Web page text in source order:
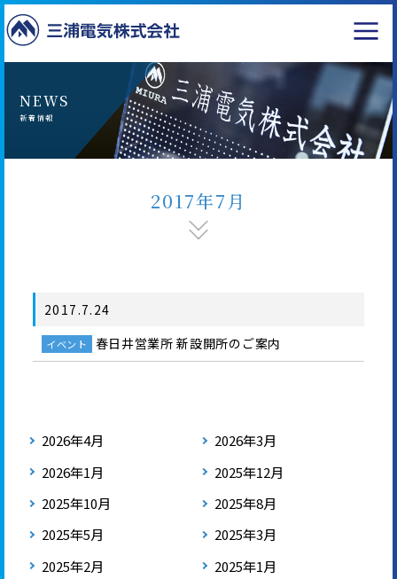
NEWS
新着情報
2017年7月
2017.7.24
イベント 春日井営業所 新設開所のご案内
2026年4月
2026年3月
2026年1月
2025年12月
2025年10月
2025年8月
2025年5月
2025年3月
2025年2月
2025年1月